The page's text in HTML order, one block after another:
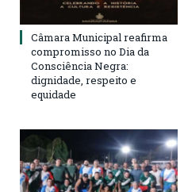
Câmara Municipal reafirma
compromisso no Dia da
Consciência Negra:
dignidade, respeito e
equidade